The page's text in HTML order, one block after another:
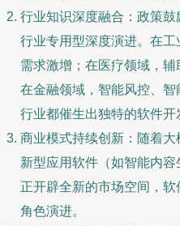
行业知识深度融合：政策鼓
行业专用型深度演进。在
需求激增；在医疗领域，
在金融领域，智能风控、
行业都催生出独特的软件开
商业模式持续创新：随着
新型应用软件（如智能内
正开辟全新的市场空间，软
角色演进。